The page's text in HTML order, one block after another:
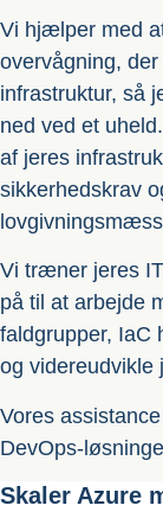
Vi hjælper med
overvågning,
infrastruktur, så
ned ved et
af jeres
sikkerhedskrav
Vi træner jeres
på til at arbejde
faldgrupper, IaC
og videreudvikle
Vores
DevOps-
Skaler Azure